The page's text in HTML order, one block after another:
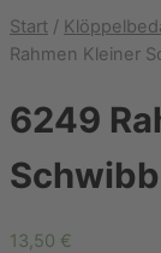
Start /
Rahmen Kleiner
6249
13,50 €